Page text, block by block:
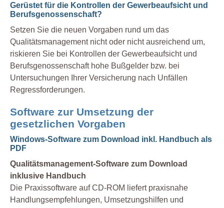
Gerüstet für die Kontrollen der Gewerbeaufsicht und
Berufsgenossenschaft?
Setzen Sie die neuen Vorgaben rund um das
Qualitätsmanagement nicht oder nicht ausreichend um,
riskieren Sie bei Kontrollen der Gewerbeaufsicht und
Berufsgenossenschaft hohe Bußgelder bzw. bei
Untersuchungen Ihrer Versicherung nach Unfällen
Regressforderungen.
Software zur Umsetzung der
gesetzlichen Vorgaben
Windows-Software zum Download inkl. Handbuch als
PDF
Qualitätsmanagement-Software zum Download
inklusive Handbuch
Die Praxissoftware auf CD-ROM liefert praxisnahe
Handlungsempfehlungen, Umsetzungshilfen und